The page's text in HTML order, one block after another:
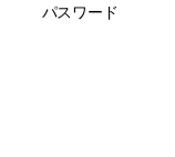
パスワード